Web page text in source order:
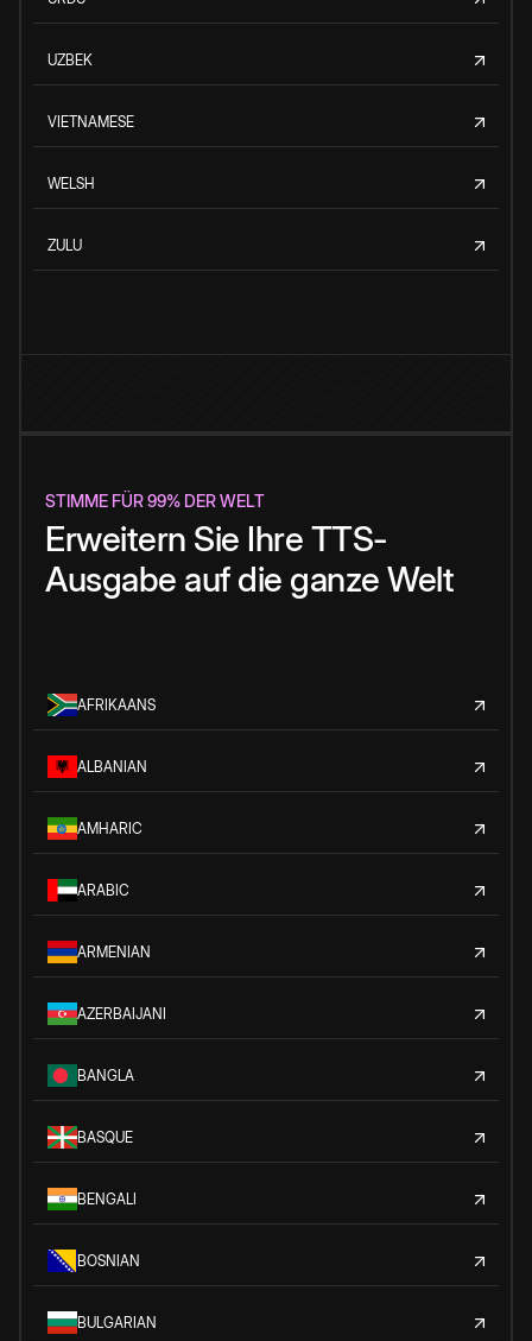
UZBEK
VIETNAMESE
WELSH
ZULU
STIMME FÜR 99% DER WELT
Erweitern Sie Ihre TTS-
Ausgabe auf die ganze Welt
AFRIKAANS
ALBANIAN
AMHARIC
ARABIC
ARMENIAN
AZERBAIJANI
BANGLA
BASQUE
BENGALI
BOSNIAN
BULGARIAN